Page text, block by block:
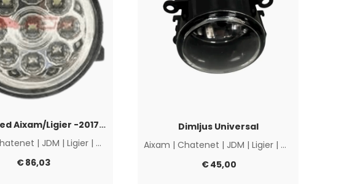
Dimljus Led Aixam/Ligier -2017/Chatenet
| JDM | Ligier| Microcar
Övriga
€86,03
Dimljus Universal
Aixam |Chatenet | JDM |Ligier | Microcar
€45,00